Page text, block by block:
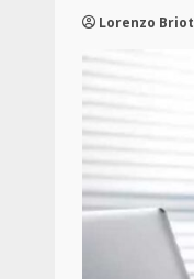
Lorenzo